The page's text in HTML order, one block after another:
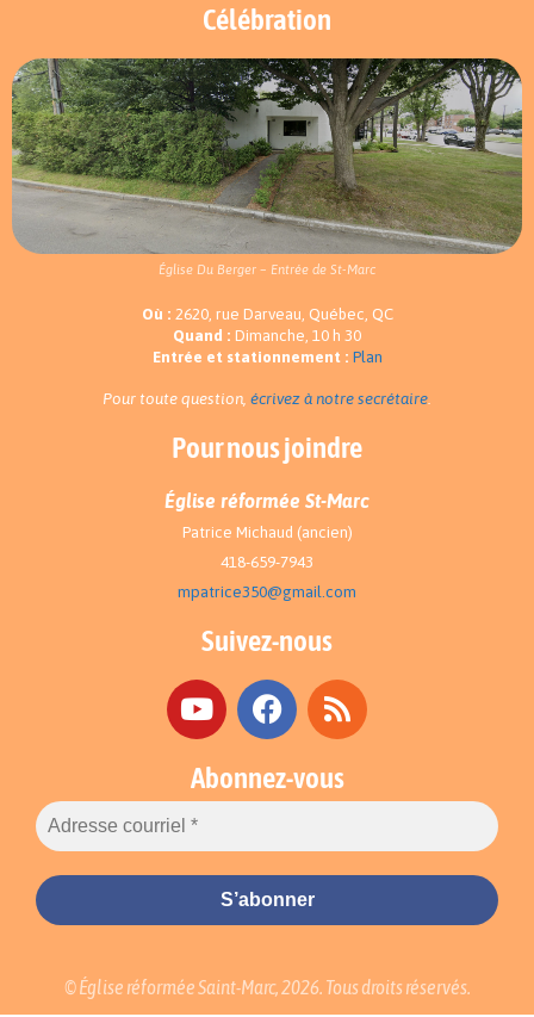
Célébration
Église Du Berger – Entrée de St-Marc
Où : 2620, rue Darveau, Québec, QC
Quand : Dimanche, 10 h 30
Entrée et stationnement : Plan
Pour toute question, écrivez à notre secrétaire.
Pour nous joindre
Église réformée St-Marc
Patrice Michaud (ancien)
418-659-7943
mpatrice350@gmail.com
Suivez-nous
Abonnez-vous
© Église réformée Saint-Marc, 2026. Tous droits réservés.